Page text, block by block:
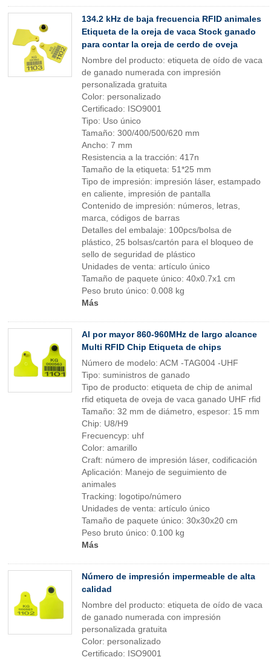
134.2 kHz de baja frecuencia RFID animales
Etiqueta de la oreja de vaca Stock ganado
para contar la oreja de cerdo de oveja
Nombre del producto: etiqueta de oído de vaca
de ganado numerada con impresión
personalizada gratuita
Color: personalizado
Certificado: ISO9001
Tipo: Uso único
Tamaño: 300/400/500/620 mm
Ancho: 7 mm
Resistencia a la tracción: 417n
Tamaño de la etiqueta: 51*25 mm
Tipo de impresión: impresión láser, estampado
en caliente, impresión de pantalla
Contenido de impresión: números, letras,
marca, códigos de barras
Detalles del embalaje: 100pcs/bolsa de
plástico, 25 bolsas/cartón para el bloqueo de
sello de seguridad de plástico
Unidades de venta: artículo único
Tamaño de paquete único: 40x0.7x1 cm
Peso bruto único: 0.008 kg
Más
Al por mayor 860-960MHz de largo alcance
Multi RFID Chip Etiqueta de chips
Número de modelo: ACM -TAG004 -UHF
Tipo: suministros de ganado
Tipo de producto: etiqueta de chip de animal
rfid etiqueta de oveja de vaca ganado UHF rfid
Tamaño: 32 mm de diámetro, espesor: 15 mm
Chip: U8/H9
Frecuencyp: uhf
Color: amarillo
Craft: número de impresión láser, codificación
Aplicación: Manejo de seguimiento de
animales
Tracking: logotipo/número
Unidades de venta: artículo único
Tamaño de paquete único: 30x30x20 cm
Peso bruto único: 0.100 kg
Más
Número de impresión impermeable de alta
calidad
Nombre del producto: etiqueta de oído de vaca
de ganado numerada con impresión
personalizada gratuita
Color: personalizado
Certificado: ISO9001